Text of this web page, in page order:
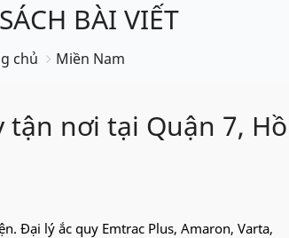
BÀI VIẾT
chủ Miền Nam
nơi tại Quận 7, Hồ
Đại lý ắc quy Emtrac Plus, Amaron, Varta,